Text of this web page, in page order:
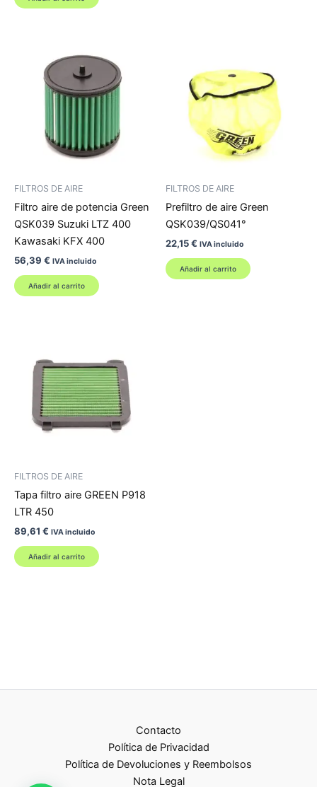
FILTROS DE AIRE
Filtro aire de potencia Green
QSK039 Suzuki LTZ 400
Kawasaki KFX 400
56,39 € IVA incluido
Añadir al carrito
FILTROS DE AIRE
Prefiltro de aire Green
QSK039/QS041°
22,15€ IVA incluido
Añadir al carrito
FILTROS DE AIRE
Tapa filtro aire GREEN P918
LTR 450
89,61 € IVA incluido
Añadir al carrito
Contacto
Política de Privacidad
Política de Devoluciones y Reembolsos
Nota Legal